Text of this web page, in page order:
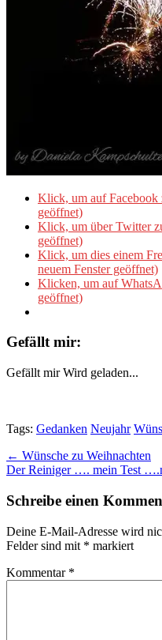
Klick, um auf Facebook
geöffnet)
Klick, um über Twitter
geöffnet)
Klick, um dies einem
neuem Fenster geöffnet)
Klicken, um auf
geöffnet)
Gefällt mir:
Gefällt mir Wird geladen...
Tags: Gedanken Neujahr
Post
navigation
← Wünsche zu Weihnachten
Der Reiniger …. mein Test
Schreibe einen
Deine E-Mail-Adresse wird
Felder sind mit * markiert
Kommentar *